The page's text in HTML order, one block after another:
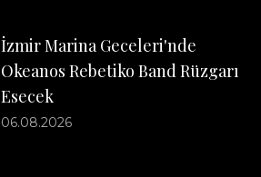
İzmir Marina Geceleri'nde
Okeanos Rebetiko Band Rüzgarı
Esecek
06.08.2026